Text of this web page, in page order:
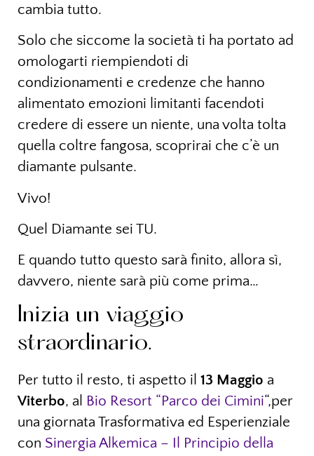
cambia tutto.
Solo che siccome la società ti ha portato ad
omologarti riempiendoti di
condizionamenti e credenze che hanno
alimentato emozioni limitanti facendoti
credere di essere un niente, una volta tolta
quella coltre fangosa, scoprirai che c’è un
diamante pulsante.
Vivo!
Quel Diamante sei TU.
E quando tutto questo sarà finito, allora sì,
davvero, niente sarà più come prima…
Inizia un viaggio
straordinario.
Per tutto il resto, ti aspetto il 13 Maggio a
Viterbo, al Bio Resort “Parco dei Cimini“,per
una giornata Trasformativa ed Esperienziale
con Sinergia Alkemica – Il Principio della